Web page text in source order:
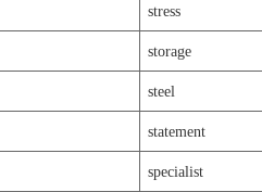
stress
storage
steel
statement
specialist